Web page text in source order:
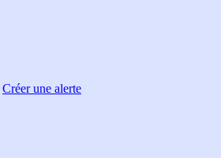
Créer une alerte